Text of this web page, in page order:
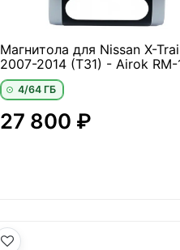
Магнитола для Nissan X-
2007-2014 (T31) - Airok RM-
4/64 ГБ
27 800 ₽